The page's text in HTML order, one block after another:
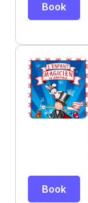
Book
Book